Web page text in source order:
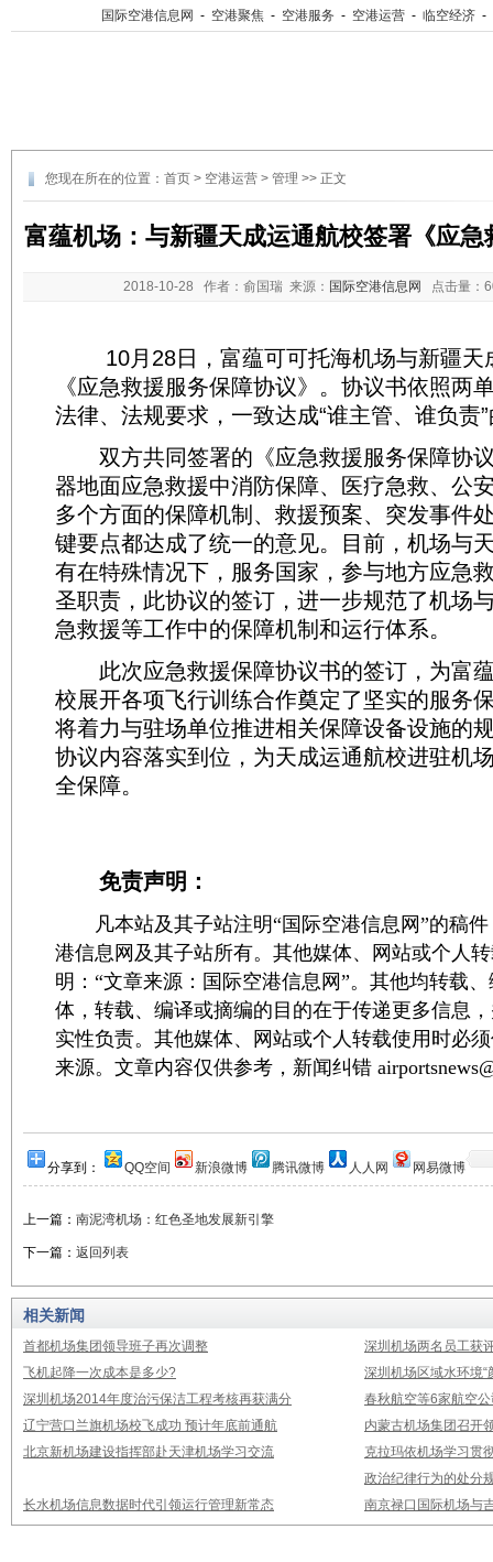
国际空港信息网 - 空港聚焦 - 空港服务 - 空港运营 - 临空经济 -
您现在所在的位置： 首页 > 空港运营 > 管理 >> 正文
富蕴机场：与新疆天成运通航校签署《应
2018-10-28 作者：俞国瑞 来源： 国际空港信息网 点击量：
10月28日，富蕴可可托海机场与新疆天
《应急救援服务保障协议》。协议书依照两
法律、法规要求，一致达成“谁主管、谁负责
双方共同签署的《应急救援服务保障协
器地面应急救援中消防保障、医疗急救、公
多个方面的保障机制、救援预案、突发事件
键要点都达成了统一的意见。目前，机场与
有在特殊情况下，服务国家，参与地方应急
圣职责，此协议的签订，进一步规范了机场
急救援等工作中的保障机制和运行体系。
此次应急救援保障协议书的签订，为富
校展开各项飞行训练合作奠定了坚实的服务
将着力与驻场单位推进相关保障设备设施的
协议内容落实到位，为天成运通航校进驻机
全保障。
免责声明：
凡本站及其子站注明“国际空港信息网”的稿件
港信息网及其子站所有。其他媒体、网站或个人
明：“文章来源：国际空港信息网”。其他均转载
体，转载、编译或摘编的目的在于传递更多信息
实性负责。其他媒体、网站或个人转载使用时必
来源。文章内容仅供参考，新闻纠错
分享到： QQ空间 新浪微博 腾讯微博 人人网 网易微博
上一篇： 南泥湾机场：红色圣地发展新引擎
下一篇： 返回列表
相关新闻
首都机场集团领导班子再次调整
深圳机场两名员工获
飞机起降一次成本是多少?
深圳机场区域水环境“
深圳机场2014年度治污保洁工程考核再获满分
春秋航空等6家航空
辽宁营口兰旗机场校飞成功 预计年底前通航
内蒙古机场集团召开
北京新机场建设指挥部赴天津机场学习交流
克拉玛依机场学习贯
政治纪律行为的处分
长水机场信息数据时代引领运行管理新常态
南京禄口国际机场与